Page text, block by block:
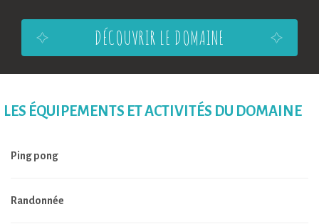
DÉCOUVRIR LE DOMAINE
LES ÉQUIPEMENTS ET ACTIVITÉS DU DOMAINE
Ping pong
Randonnée